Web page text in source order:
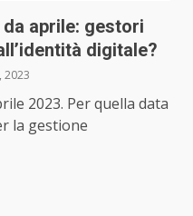
aprile: gestori
digitale?
2023
2023. Per quella data
la gestione